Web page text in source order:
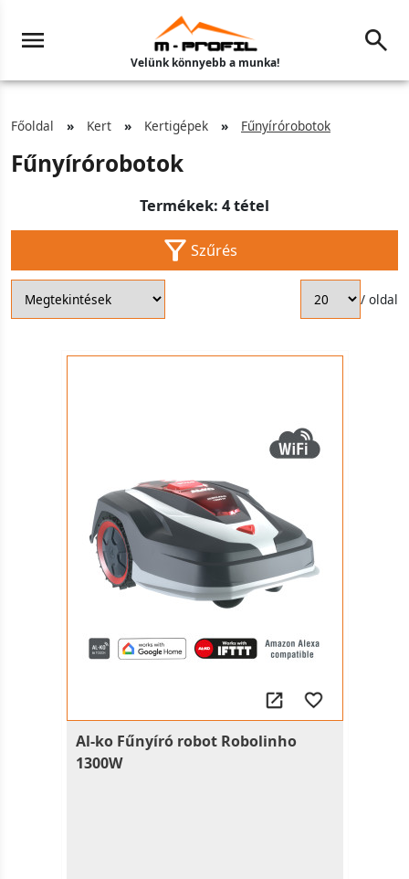
Velünk könnyebb a munka!
Főoldal Kert Kertigépek Fűnyírórobotok
Fűnyírórobotok
Termékek: 4 tétel
Szűrés
/ oldal
Al-ko Fűnyíró robot Robolinho
1300W